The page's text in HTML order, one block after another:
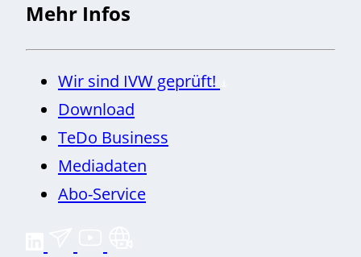
Mehr Infos
Wir sind IVW geprüft!
Download
TeDo Business
Mediadaten
Abo-Service